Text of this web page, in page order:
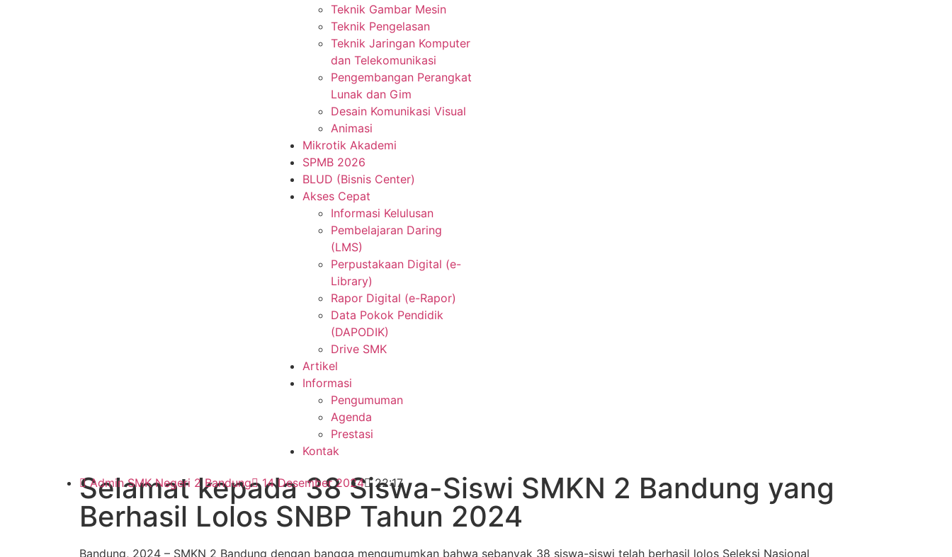
Teknik Gambar Mesin
Teknik Pengelasan
Teknik Jaringan Komputer
dan Telekomunikasi
Pengembangan Perangkat
Lunak dan Gim
Desain Komunikasi Visual
Animasi
Mikrotik Akademi
SPMB 2026
BLUD (Bisnis Center)
Akses Cepat
Informasi Kelulusan
Pembelajaran Daring
(LMS)
Perpustakaan Digital (e-
Library)
Rapor Digital (e-Rapor)
Data Pokok Pendidik
(DAPODIK)
Drive SMK
Artikel
Informasi
Pengumuman
Agenda
Prestasi
Kontak
Admin SMK Negeri 2 Bandung 14 Desember 2024 22:17
Selamat kepada 38 Siswa-Siswi SMKN 2 Bandung yang
Berhasil Lolos SNBP Tahun 2024
Bandung, 2024 – SMKN 2 Bandung dengan bangga mengumumkan bahwa sebanyak 38 siswa-siswi telah berhasil lolos Seleksi Nasional